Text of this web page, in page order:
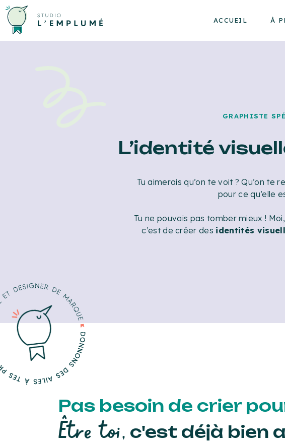
À
ACCUEIL
Tu aimerais qu’on te voit ? Qu’on te
pour ce qu’elle
Tu ne pouvais pas tomber mieux !
c’est de créer des identités
GRAPHISTE
L’identité
Être toi, c'est déjà bien
Pas besoin de crier